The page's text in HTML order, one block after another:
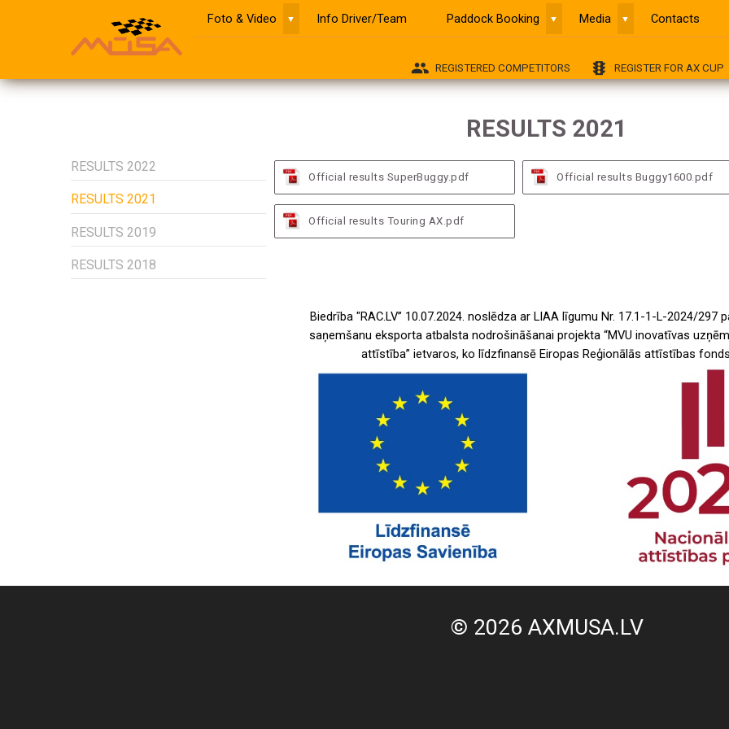
Foto & Video ▼ Info Driver/Team Paddock Booking ▼ Media ▼ Contacts
traffic REGISTER FOR AX CUP
group REGISTERED COMPETITORS
RESULTS 2021
RESULTS 2022
RESULTS 2021
RESULTS 2019
RESULTS 2018
Official results SuperBuggy.pdf Official results Buggy1600.pdf
Official results Touring AX.pdf
Biedrība "RAC.LV” 10.07.2024. noslēdza ar LIAA līgumu Nr. 17.1-1-L-2024/297
saņemšanu eksporta atbalsta nodrošināšanai projekta “MVU inovatīvas
attīstība” ietvaros, ko līdzfinansē Eiropas Reģionālās attīstības
© 2026 AXMUSA.LV